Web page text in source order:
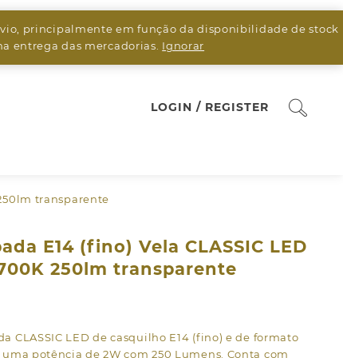
principalmente em função da disponibilidade de stock
entrega das mercadorias. Ignorar
LOGIN / REGISTER
transparente
E14 (fino) Vela CLASSIC LED
250lm transparente
CLASSIC LED de casquilho E14 (fino) e de formato
potência de 2W com 250 Lumens. Conta com